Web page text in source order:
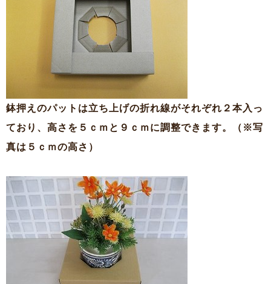
鉢押えのパットは立ち上げの折れ線がそれぞれ２本入っ
ており、高さを５ｃｍと９ｃｍに調整できます。（※写
真は５ｃｍの高さ）